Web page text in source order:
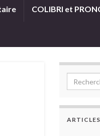
COLIBRI et
Search